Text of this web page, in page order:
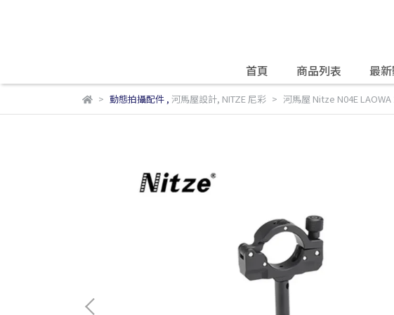
首頁 商品列表 最
動態拍攝配件, 河馬屋設計, NITZE 尼彩 河馬屋 Nitze N04E